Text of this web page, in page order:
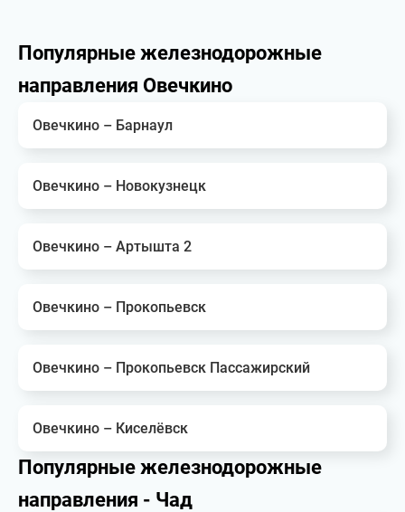
Популярные железнодорожные
направления Овечкино
Овечкино – Барнаул
Овечкино – Новокузнецк
Овечкино – Артышта 2
Овечкино – Прокопьевск
Овечкино – Прокопьевск Пассажирский
Овечкино – Киселёвск
Популярные железнодорожные
направления - Чад